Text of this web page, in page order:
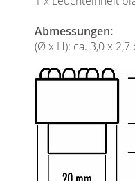
Abmessungen:
(Ø x H): ca. 3,0 x 2,7